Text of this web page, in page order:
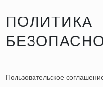
ПОЛИТИКА
Пользовательское